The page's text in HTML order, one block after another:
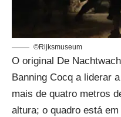
©Rijksmuseum
O original De
Banning Cocq a liderar
mais de quatro metros
altura; o quadro está